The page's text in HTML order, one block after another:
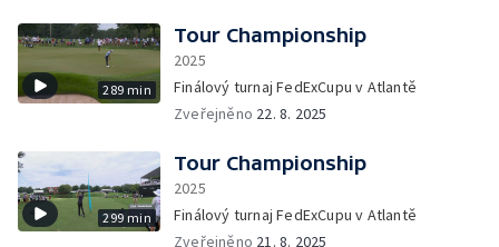
289 min
Tour Championship
2025
Finálový turnaj FedExCupu v Atlantě
Zveřejněno 22. 8. 2025
299 min
Tour Championship
2025
Finálový turnaj FedExCupu v Atlantě
Zveřejněno 21. 8. 2025